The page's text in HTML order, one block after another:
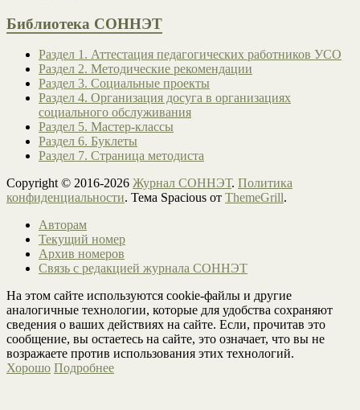
Библиотека СОННЭТ
Раздел 1. Аттестация педагогических работников УСО
Раздел 2. Методические рекомендации
Раздел 3. Социальные проекты
Раздел 4. Организация досуга в организациях
социального обслуживания
Раздел 5. Мастер-классы
Раздел 6. Буклеты
Раздел 7. Страница методиста
Copyright © 2016-2026 Журнал СОННЭТ. Политика
конфиденциальности. Тема Spacious от ThemeGrill.
Авторам
Текущий номер
Архив номеров
Связь с редакцией журнала СОННЭТ
На этом сайте используются cookie-файлы и другие
аналогичные технологии, которые для удобства сохраняют
сведения о ваших действиях на сайте. Если, прочитав это
сообщение, вы остаетесь на сайте, это означает, что вы не
возражаете против использования этих технологий.
Хорошо Подробнее